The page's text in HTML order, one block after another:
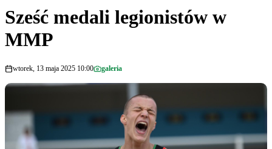
Sześć medali legionistów w
MMP
wtorek, 13 maja 2025 10:00 galeria